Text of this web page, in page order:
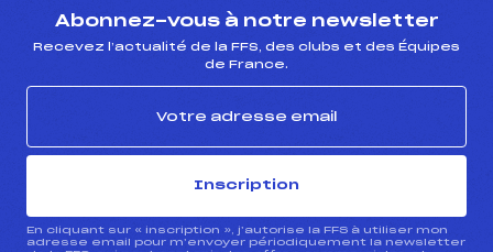
Abonnez-vous à notre newsletter
Recevez l’actualité de la FFS, des clubs et des Équipes
de France.
Inscription
En cliquant sur « inscription », j’autorise la FFS à utiliser mon
adresse email pour m’envoyer périodiquement la newsletter